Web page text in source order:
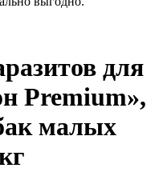
для
Premium»,
малых